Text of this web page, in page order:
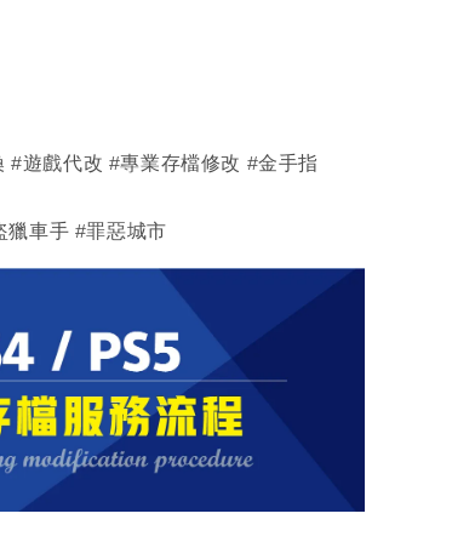
遊戲代改 #專業存檔修改 #金手指
獵車手 #罪惡城市